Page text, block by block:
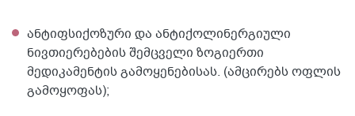
ანტიფსიქოზური და ანტიქოლინერგიული
ნივთიერებების შემცველი ზოგიერთი
მედიკამენტის გამოყენებისას. (ამცირებს ოფლის
გამოყოფას);